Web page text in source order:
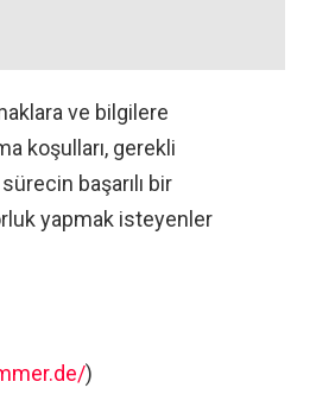
ve bilgilere
koşulları, gerekli
başarılı bir
yapmak isteyenler
)